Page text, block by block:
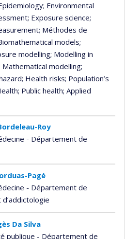
; Environmental
; Exposure science;
; Méthodes de
models;
modelling; Modelling in
Mathematical modelling;
; Health risks; Population’s
; Public health; Applied
Roy
- Département de
Pagé
- Département de
Da Silva
publique - Département de